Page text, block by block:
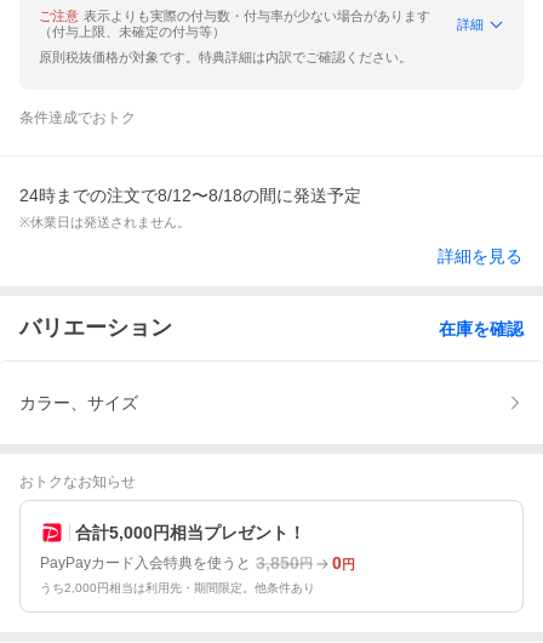
ご注意 表示よりも実際の付与数・付与率が少ない場合があります
（付与上限、未確定の付与等）
詳細
原則税抜価格が対象です。特典詳細は内訳でご確認ください。
条件達成でおトク
24時までの注文で8/12〜8/18の間に発送予定
※休業日は発送されません。
詳細を見る
バリエーション 在庫を確認
カラー、サイズ
おトクなお知らせ
合計5,000円相当プレゼント！
PayPayカード入会特典を使うと 3,850円 0円
うち2,000円相当は利用先・期間限定。他条件あり